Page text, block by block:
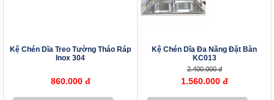
Kệ Chén Dĩa Treo Tường Tháo Ráp
Inox 304
860.000 đ
Kệ Chén Dĩa Đa Năng Đặt Bàn
KC013
2.400.000 đ
1.560.000 đ